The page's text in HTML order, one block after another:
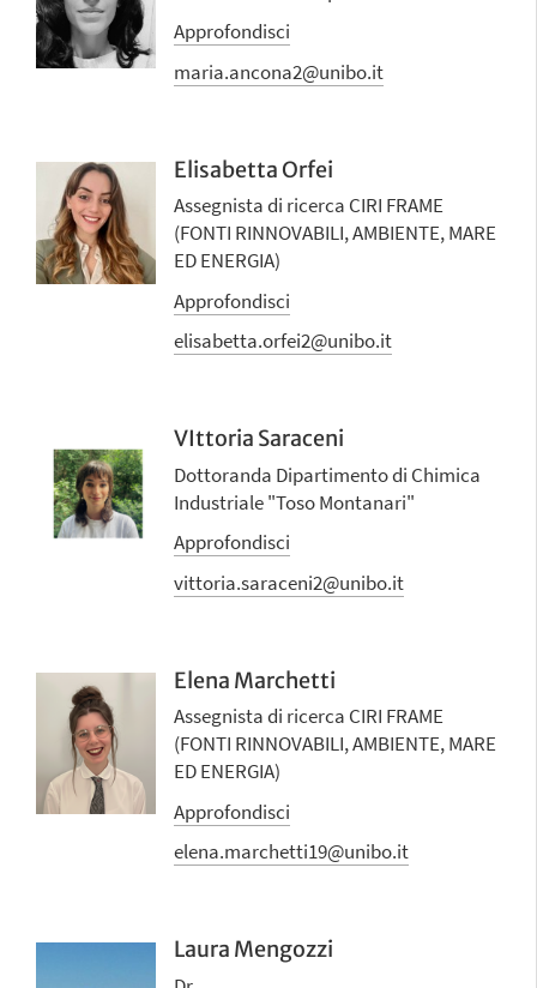
Approfondisci
maria.ancona2@unibo.it
Elisabetta Orfei
Assegnista di ricerca CIRI FRAME
(FONTI RINNOVABILI, AMBIENTE, MARE
ED ENERGIA)
Approfondisci
elisabetta.orfei2@unibo.it
VIttoria Saraceni
Dottoranda Dipartimento di Chimica
Industriale "Toso Montanari"
Approfondisci
vittoria.saraceni2@unibo.it
Elena Marchetti
Assegnista di ricerca CIRI FRAME
(FONTI RINNOVABILI, AMBIENTE, MARE
ED ENERGIA)
Approfondisci
elena.marchetti19@unibo.it
Laura Mengozzi